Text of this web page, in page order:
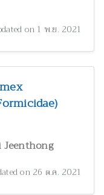
on 1 พ.ย. 2021
Jeenthong
on 26 ต.ค. 2021